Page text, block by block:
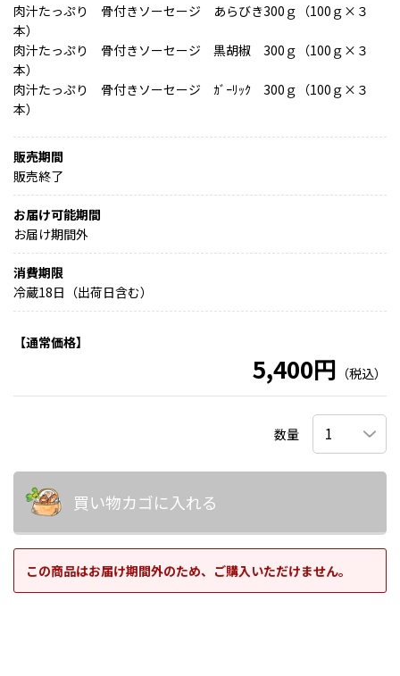
肉汁たっぷり 骨付きソーセージ あらびき300ｇ（100ｇ×３
本）
肉汁たっぷり 骨付きソーセージ 黒胡椒 300ｇ（100ｇ×３
本）
肉汁たっぷり 骨付きソーセージ ｶﾞｰﾘｯｸ 300ｇ（100ｇ×３
本）
販売期間
販売終了
お届け可能期間
お届け期間外
消費期限
冷蔵18日（出荷日含む）
【通常価格】
5,400円 （税込）
数量
買い物カゴに入れる
この商品はお届け期間外のため、ご購入いただけません。